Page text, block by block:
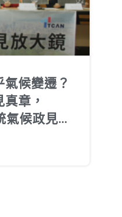
氣候變遷？
章，
候政見放